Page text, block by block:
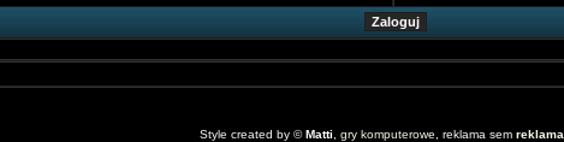
Style created by ©Matti gry komputerowe , reklama sem reklama